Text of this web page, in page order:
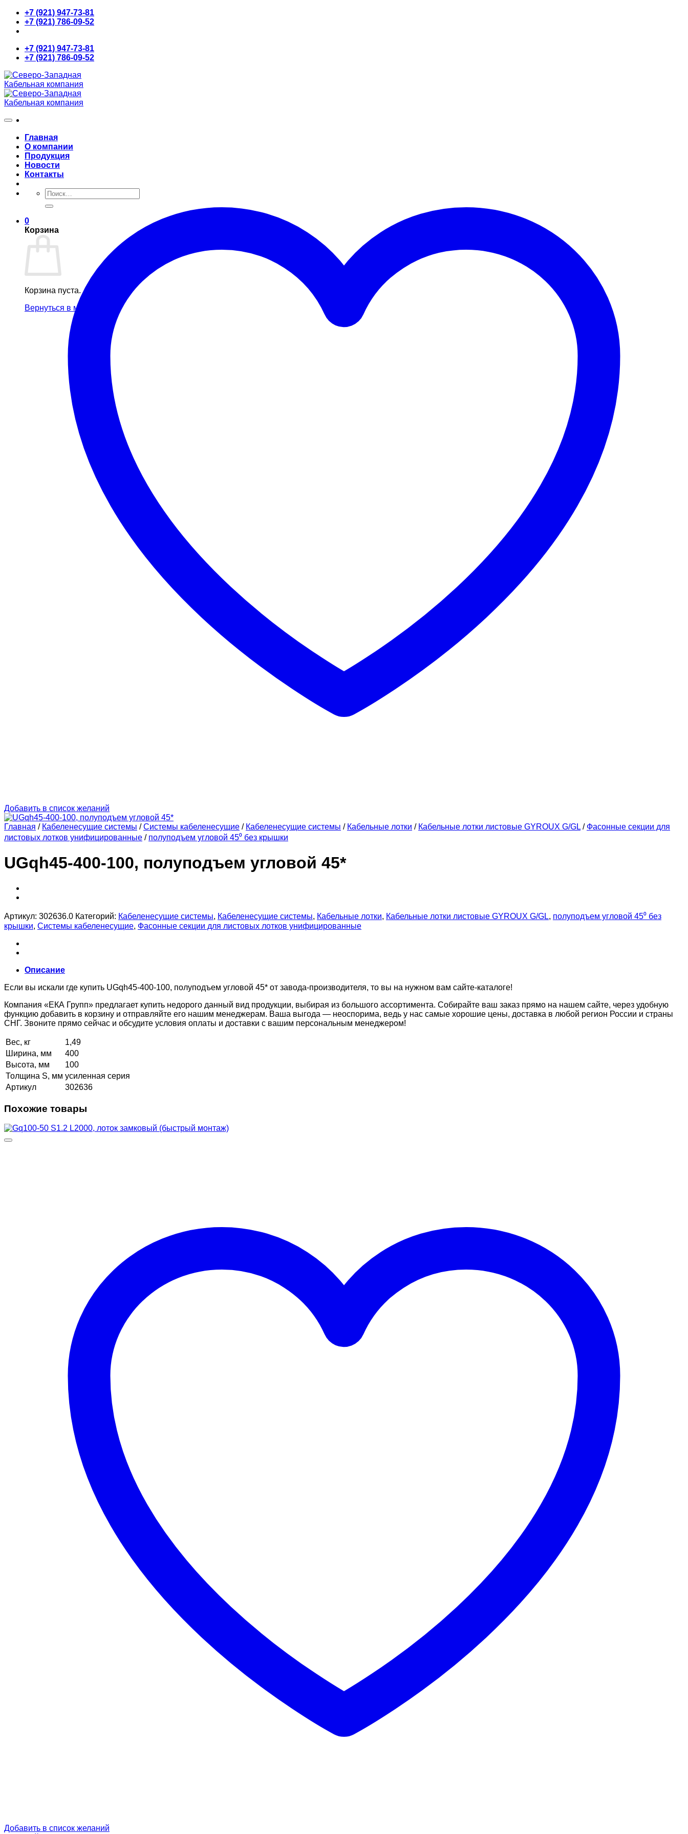
Skip
content
+7 (921) 947-73-81
+7 (921) 786-09-52
+7 (921) 947-73-81
+7 (921) 786-09-52
Главная
О компании
Продукция
Новости
Контакты
Искать:
0
Корзина
Корзина пуста.
Вернуться в магазин
Добавить в список желаний
Главная / Кабеленесущие системы / Системы кабеленесущие / Кабеленесущие системы / Кабельные лотки / Кабельные лотки листовые GYROUX G/GL / Фасонные секции для
листовых лотков унифицированные / полуподъем угловой 45⁰ без крышки
UGqh45-400-100, полуподъем угловой 45*
Артикул: 302636.0 Категорий: Кабеленесущие системы, Кабеленесущие системы, Кабельные лотки, Кабельные лотки листовые GYROUX G/GL, полуподъем угловой 45⁰ без
крышки, Системы кабеленесущие, Фасонные секции для листовых лотков унифицированные
Описание
Если вы искали где купить UGqh45-400-100, полуподъем угловой 45* от завода-производителя, то вы на нужном вам сайте-каталоге!
Компания «ЕКА Групп» предлагает купить недорого данный вид продукции, выбирая из большого ассортимента. Собирайте ваш заказ прямо на нашем сайте, через удобную
функцию добавить в корзину и отправляйте его нашим менеджерам. Ваша выгода — неоспорима, ведь у нас самые хорошие цены, доставка в любой регион России и страны
СНГ. Звоните прямо сейчас и обсудите условия оплаты и доставки с вашим персональным менеджером!
Вес, кг
1,49
Ширина, мм
400
Высота, мм
100
Толщина S, мм усиленная серия
Артикул
302636
Похожие товары
Добавить в список желаний